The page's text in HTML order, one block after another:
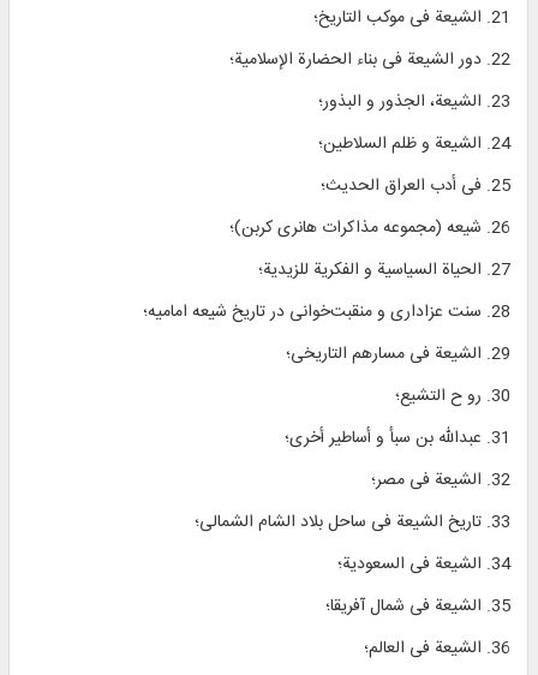
21. الشیعة فی موكب التاریخ؛
22. دور الشیعة فی بناء الحضارة الإسلامیة؛
23. الشیعة، الجذور و البذور؛
24. الشیعة و ظلم السلاطین؛
25. فی أدب العراق الحدیث؛
26. شیعه (مجموعه مذاکرات هانری کربن)؛
27. الحیاة السیاسیة و الفكریة للزیدیة؛
28. سنت عزاداری و منقبت‌خوانی در تاریخ شیعه امامیه؛
29. الشیعة فی مسارهم التاریخی؛
30. رو ح التشیع؛
31. عبدالله بن سبأ و أساطیر أخری؛
32. الشیعة فی مصر؛
33. تاریخ الشیعة فی ساحل بلاد الشام الشمالی؛
34. الشیعة فی السعودیة؛
35. الشیعة فی شمال آفریقا؛
36. الشیعة فی العالم؛